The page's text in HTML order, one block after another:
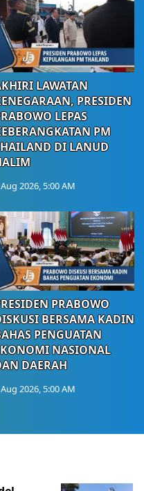
LAWATAN
PRESIDEN
LEPAS
PM
DI LANUD
2026, 5:00 AM
PRABOWO
BERSAMA KADIN
PENGUATAN
NASIONAL
DAERAH
2026, 5:00 AM